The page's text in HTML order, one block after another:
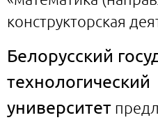
конструкторская
Белорусский
технологический
университет